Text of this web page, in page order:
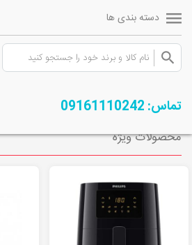
دسته بندی ها
تماس: 09161110242
صفحه ی اصلی/فروشگاه/لوازم خانگی
محصولات ویژه